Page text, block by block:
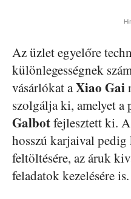
Az üzlet egyelőre
különlegességnek
vásárlókat aXiao Gai
szolgálja ki, amelyet
Galbotfejlesztett ki.
hosszú karjaival pedig
feltöltésére, az áruk
feladatok kezelésére is.